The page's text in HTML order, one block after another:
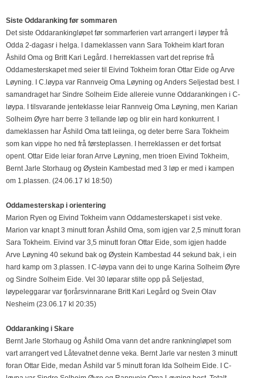
Siste Oddaranking før sommaren
Det siste Oddarankingløpet før sommarferien vart arrangert i løyper frå
Odda 2-dagasr i helga. I dameklassen vann Sara Tokheim klart foran
Åshild Oma og Britt Kari Legård. I herreklassen vart det reprise frå
Oddamesterskapet med seier til Eivind Tokheim foran Ottar Eide og Arve
Løyning. I C.løypa var Rannveig Oma Løyning og Anders Seljestad best. I
samandraget har Sindre Solheim Eide allereie vunne Oddarankingen i C-
løypa. I tilsvarande jenteklasse leiar Rannveig Oma Løyning, men Karian
Solheim Øyre harr berre 3 tellande løp og blir ein hard konkurrent. I
dameklassen har Åshild Oma tatt leiinga, og deter berre Sara Tokheim
som kan vippe ho ned frå førsteplassen. I herreklassen er det fortsat
opent. Ottar Eide leiar foran Arrve Løyning, men trioen Eivind Tokheim,
Bernt Jarle Storhaug og Øystein Kambestad med 3 løp er med i kampen
om 1.plassen. (24.06.17 kl 18:50)
Oddamesterskap i orientering
Marion Ryen og Eivind Tokheim vann Oddamesterskapet i sist veke.
Marion var knapt 3 minutt foran Åshild Oma, som igjen var 2,5 minutt foran
Sara Tokheim. Eivind var 3,5 minutt foran Ottar Eide, som igjen hadde
Arve Løyning 40 sekund bak og Øystein Kambestad 44 sekund bak, i ein
hard kamp om 3.plassen. I C-løypa vann dei to unge Karina Solheim Øyre
og Sindre Solheim Eide. Vel 30 løparar stilte opp på Seljestad,
løypeleggarar var fjorårsvinnarane Britt Kari Legård og Svein Olav
Nesheim (23.06.17 kl 20:35)
Oddaranking i Skare
Bernt Jarle Storhaug og Åshild Oma vann det andre rankningløpet som
vart arrangert ved Låtevatnet denne veka. Bernt Jarle var nesten 3 minutt
foran Ottar Eide, medan Åshild var 5 minutt foran Ida Solheim Eide. I C-